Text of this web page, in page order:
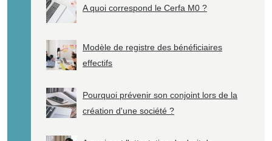
A quoi correspond le Cerfa M0 ?
Modèle de registre des bénéficiaires
effectifs
Pourquoi prévenir son conjoint lors de la
création d'une société ?